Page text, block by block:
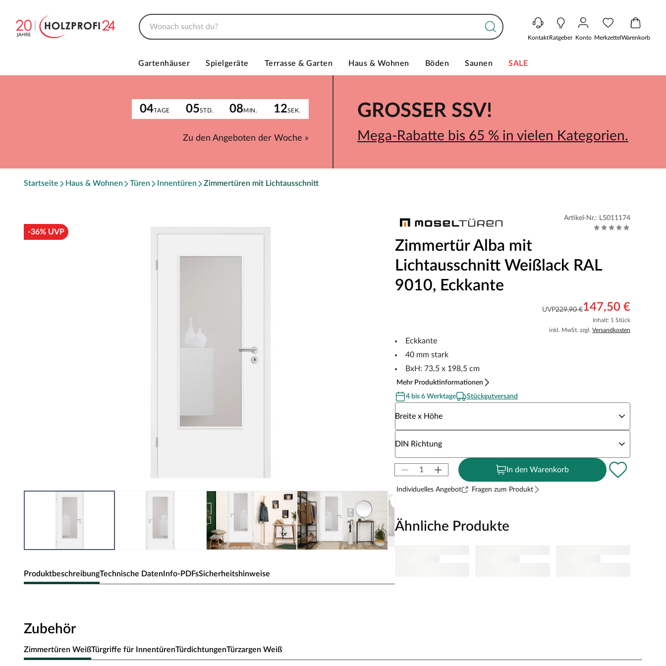
KontaktRatgeber Konto MerkzettelWarenkorb
Gartenhäuser Spielgeräte Terrasse & Garten Haus & Wohnen Böden Saunen SALE
04TAGE 05STD. 08MIN. 12SEK.
Zu den Angeboten der Woche »
GROSSER SSV!
Mega-Rabatte bis 65 % in vielen Kategorien.
Startseite Haus & Wohnen Türen Innentüren Zimmertüren mit Lichtausschnitt
-36% UVP
ProduktbeschreibungTechnische DatenInfo-PDFsSicherheitshinweise
Gefälztes Türblatt mit einer Lackoberfläche: dauerhafte und strapazierfähige Oberfläche aus wasserbasiertem
glattes Türblatt: elegant und zurückhaltend, die Weißlacktür passt sich ideal jeder Umgebung an
Artikel-Nr.: L5011174
Zimmertür Alba mit
Lichtausschnitt Weißlack RAL
9010, Eckkante
UVP229,90 €147,50 €
Inhalt: 1 Stück
inkl. MwSt. zzgl. Versandkosten
Eckkante
40 mm stark
BxH: 73,5 x 198,5 cm
Mehr Produktinformationen
4 bis 6 Werktage
Stückgutversand
Breite x Höhe
DIN Richtung
In den Warenkorb
Individuelles Angebot Fragen zum Produkt
Ähnliche Produkte
Zubehör
Zimmertüren WeißTürgriffe für InnentürenTürdichtungenTürzargen Weiß